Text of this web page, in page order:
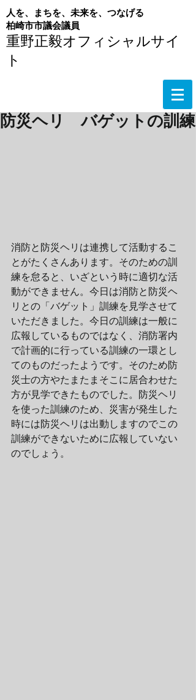
重野正毅オフィシャルサイ
ト
人を、まちを、未来を、つなげる
​柏崎市市議会議員
防災ヘリ バゲットの訓練
消防と防災ヘリは連携して活動するこ
とがたくさんあります。そのための訓
練を怠ると、いざという時に適切な活
動ができません。今日は消防と防災ヘ
リとの「バゲット」訓練を見学させて
いただきました。今日の訓練は一般に
広報しているものではなく、消防署内
で計画的に行っている訓練の一環とし
てのものだったようです。そのため防
災士の方やたまたまそこに居合わせた
方が見学できたものでした。防災ヘリ
を使った訓練のため、災害が発生した
時には防災ヘリは出動しますのでこの
訓練ができないために広報していない
のでしょう。